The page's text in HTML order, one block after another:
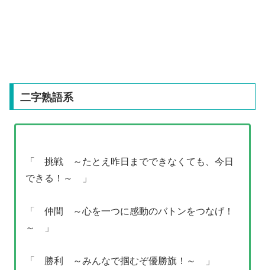
二字熟語系
「 挑戦 ～たとえ昨日までできなくても、今日
できる！～ 」
「 仲間 ～心を一つに感動のバトンをつなげ！
～ 」
「 勝利 ～みんなで掴むぞ優勝旗！～ 」